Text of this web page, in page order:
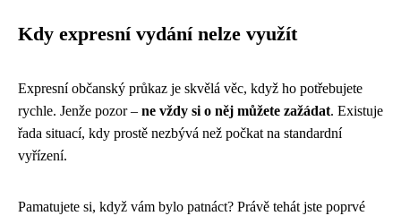
Kdy expresní vydání nelze využít
Expresní občanský průkaz je skvělá věc, když ho potřebujete
rychle. Jenže pozor – ne vždy si o něj můžete zažádat. Existuje
řada situací, kdy prostě nezbývá než počkat na standardní
vyřízení.
Pamatujete si, když vám bylo patnáct? Právě tehát jste poprvé